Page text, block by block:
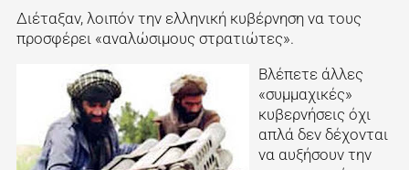
Διέταξαν, λοιπόν την ελληνική κυβέρνηση να τους
προσφέρει «αναλώσιμους στρατιώτες».
Βλέπετε άλλες
«συμμαχικές»
κυβερνήσεις όχι
απλά δεν δέχονται
να αυξήσουν την